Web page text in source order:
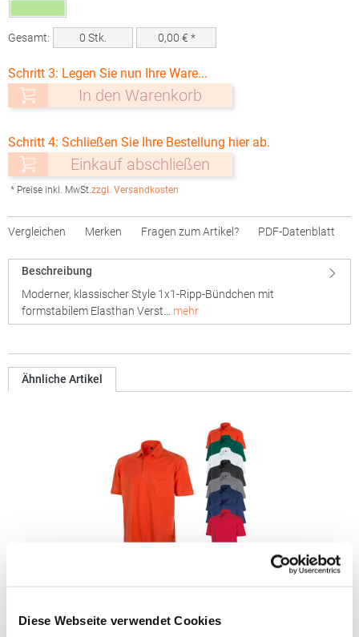
Diese Webseite verwendet Cookies
Gesamt: 0 Stk. 0,00 € *
Schritt 3: Legen Sie nun Ihre Ware...
In den Warenkorb
Schritt 4: Schließen Sie Ihre Bestellung hier ab.
Einkauf abschließen
* Preise inkl. MwSt.zzgl. Versandkosten
Vergleichen Merken Fragen zum Artikel? PDF-Datenblatt
Beschreibung
Moderner, klassischer Style 1x1-Ripp-Bündchen mit
formstabilem Elasthan Verst… mehr
Ähnliche Artikel